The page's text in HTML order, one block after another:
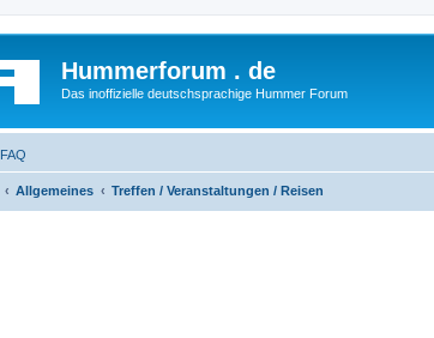
Hummerforum . de
Das inoffizielle deutschsprachige Hummer Forum
FAQ
Allgemeines Treffen / Veranstaltungen / Reisen